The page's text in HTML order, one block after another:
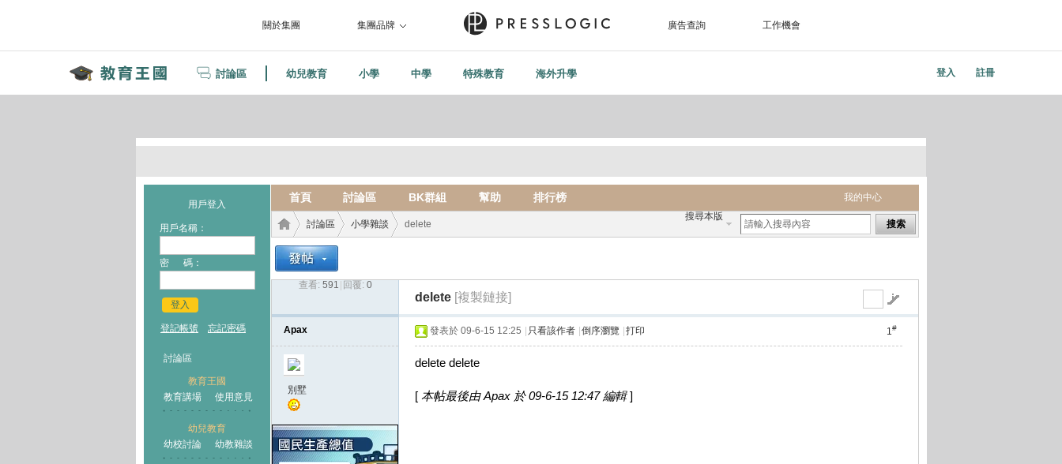
關於集團 集團品牌 廣告查詢 工作機會
討論區 幼兒教育 小學 中學 特殊教育 海外升學 登入 註冊
用戶登入
用戶名稱：
密 碼：
登入
登記帳號 忘記密碼
討論區
教育王國
教育講場
使用意見
幼兒教育
幼校討論
幼教雜談
我的中心
首頁 討論區 BK群組 幫助 排行榜
搜尋本版
搜索
王國
討論區
›
小學雜談 delete
查看: 591 回覆: 0
delete [複製鏈接]
Apax
別墅
1#
發表於 09-6-15 12:25 只看該作者 倒序瀏覽 打印
delete delete
[ 本帖最後由 Apax 於 09-6-15 12:47 編輯]